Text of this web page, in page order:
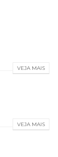
VEJA MAIS
VEJA MAIS